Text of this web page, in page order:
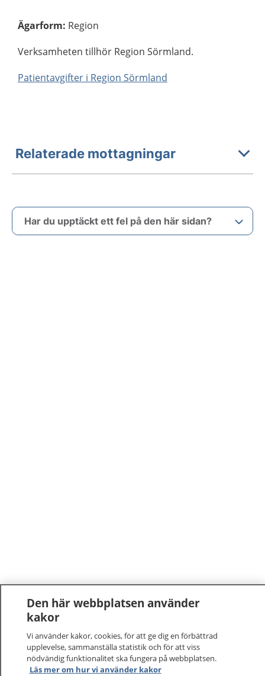
Ägarform: Region
Verksamheten tillhör Region Sörmland.
Patientavgifter i Region Sörmland
Relaterade mottagningar
Har du upptäckt ett fel på den här sidan?
Den här webbplatsen använder
kakor
Vi använder kakor, cookies, för att ge dig en förbättrad
upplevelse, sammanställa statistik och för att viss
nödvändig funktionalitet ska fungera på webbplatsen.
Läs mer om hur vi använder kakor